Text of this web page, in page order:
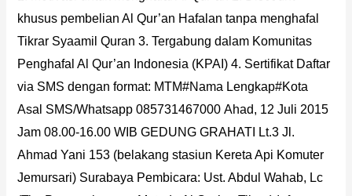
khusus pembelian Al Qur’an Hafalan tanpa menghafal
Tikrar Syaamil Quran 3. Tergabung dalam Komunitas
Penghafal Al Qur’an Indonesia (KPAI) 4. Sertifikat Daftar
via SMS dengan format: MTM#Nama Lengkap#Kota
Asal SMS/Whatsapp 085731467000 Ahad, 12 Juli 2015
Jam 08.00-16.00 WIB GEDUNG GRAHATI Lt.3 Jl.
Ahmad Yani 153 (belakang stasiun Kereta Api Komuter
Jemursari) Surabaya Pembicara: Ust. Abdul Wahab, Lc